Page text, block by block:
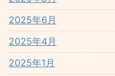
2025年6月
2025年4月
2025年1月